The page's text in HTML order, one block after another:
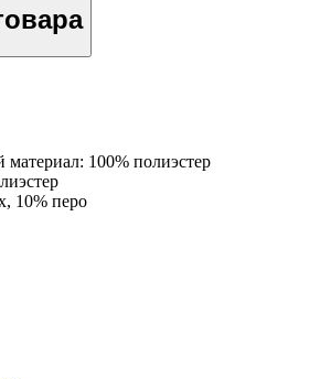
100% полиэстер
10% перо